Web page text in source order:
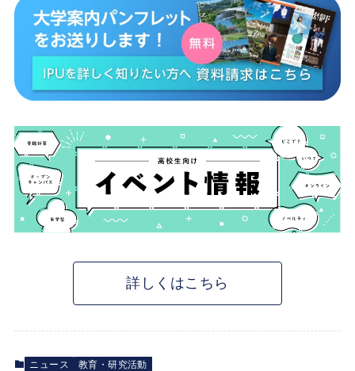
詳しくはこちら
ニュース 教育・研究活動